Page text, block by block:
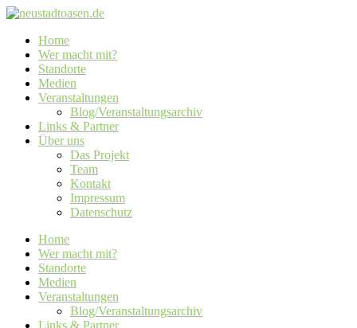
Home
Wer macht mit?
Standorte
Medien
Veranstaltungen
Blog/Veranstaltungsarchiv
Links & Partner
Über uns
Das Projekt
Team
Kontakt
Impressum
Datenschutz
Home
Wer macht mit?
Standorte
Medien
Veranstaltungen
Blog/Veranstaltungsarchiv
Links & Partner